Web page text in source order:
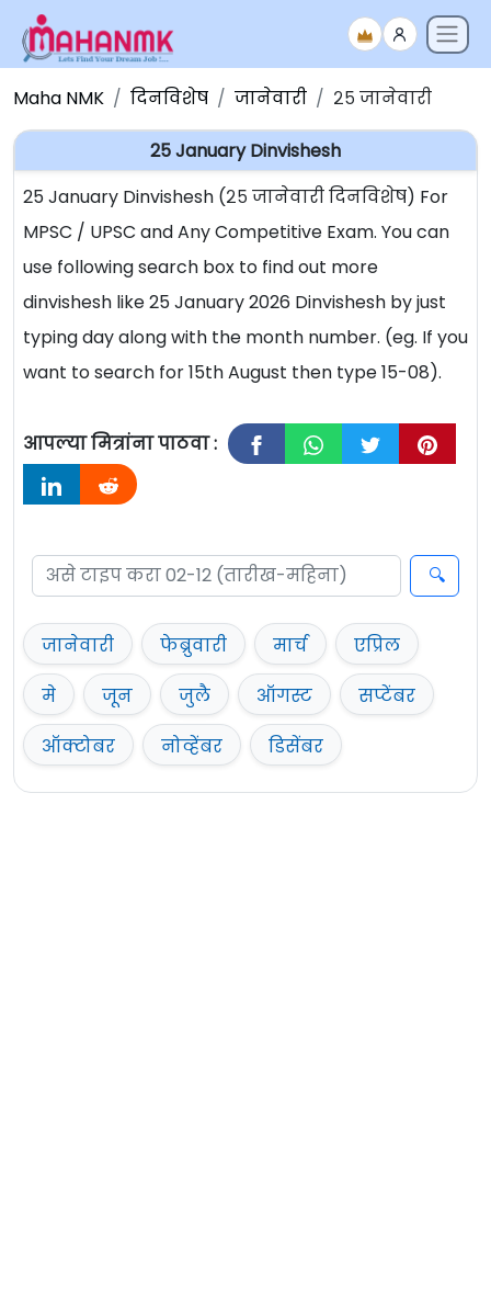
Maha NMK दिनविशेष जानेवारी २५ जानेवारी
25 January Dinvishesh
25 January Dinvishesh (२५ जानेवारी दिनविशेष) For
MPSC / UPSC and Any Competitive Exam. You can
use following search box to find out more
dinvishesh like 25 January 2026 Dinvishesh by just
typing day along with the month number. (eg. If you
want to search for 15th August then type 15-08).
आपल्या मित्रांना पाठवा :
जानेवारी फेब्रुवारी मार्च
एप्रिल
मे
जून जुलै ऑगस्ट
सप्टेंबर
ऑक्टोबर
नोव्हेंबर डिसेंबर